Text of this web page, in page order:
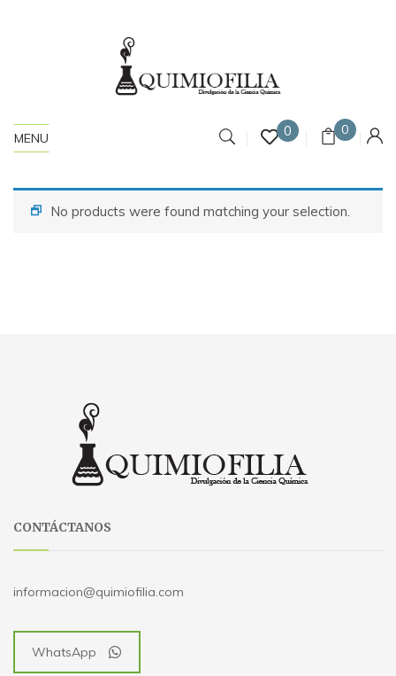
MENU 0 0
No products were found matching your selection.
CONTÁCTANOS
informacion@quimiofilia.com
WhatsApp